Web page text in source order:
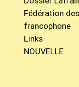
Fédération
francophone
Links
NOUVELLE